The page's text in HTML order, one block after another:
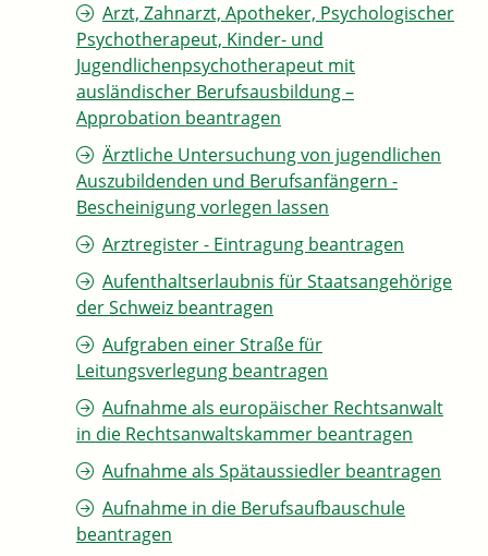
Arzt, Zahnarzt, Apotheker, Psychologischer
Psychotherapeut, Kinder- und
Jugendlichenpsychotherapeut mit
ausländischer Berufsausbildung –
Approbation beantragen
Ärztliche Untersuchung von jugendlichen
Auszubildenden und Berufsanfängern -
Bescheinigung vorlegen lassen
Arztregister - Eintragung beantragen
Aufenthaltserlaubnis für Staatsangehörige
der Schweiz beantragen
Aufgraben einer Straße für
Leitungsverlegung beantragen
Aufnahme als europäischer Rechtsanwalt
in die Rechtsanwaltskammer beantragen
Aufnahme als Spätaussiedler beantragen
Aufnahme in die Berufsaufbauschule
beantragen